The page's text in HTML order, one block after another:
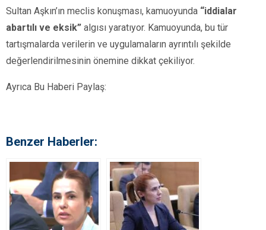
Sultan Aşkın’ın meclis konuşması, kamuoyunda “iddialar
abartılı ve eksik” algısı yaratıyor. Kamuoyunda, bu tür
tartışmalarda verilerin ve uygulamaların ayrıntılı şekilde
değerlendirilmesinin önemine dikkat çekiliyor.
Ayrıca Bu Haberi Paylaş:
Benzer Haberler: